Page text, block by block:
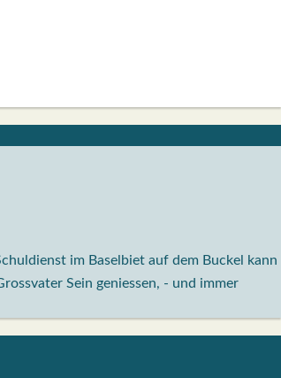
im Baselbiet auf dem Buckel kann
Sein geniessen, - und immer